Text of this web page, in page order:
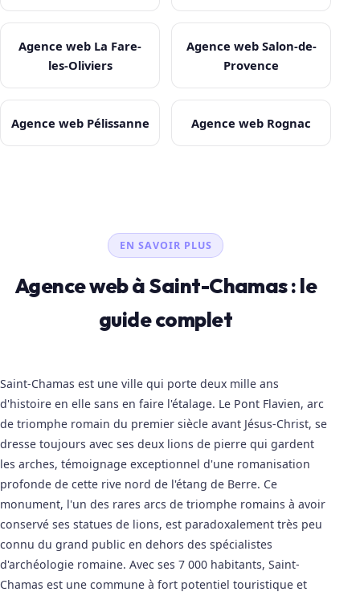
Agence web La Fare-
les-Oliviers
Agence web Salon-de-
Provence
Agence web Pélissanne Agence web Rognac
EN SAVOIR PLUS
Agence web à Saint-Chamas : le
guide complet
Saint-Chamas est une ville qui porte deux mille ans
d'histoire en elle sans en faire l'étalage. Le Pont Flavien, arc
de triomphe romain du premier siècle avant Jésus-Christ, se
dresse toujours avec ses deux lions de pierre qui gardent
les arches, témoignage exceptionnel d'une romanisation
profonde de cette rive nord de l'étang de Berre. Ce
monument, l'un des rares arcs de triomphe romains à avoir
conservé ses statues de lions, est paradoxalement très peu
connu du grand public en dehors des spécialistes
d'archéologie romaine. Avec ses 7 000 habitants, Saint-
Chamas est une commune à fort potentiel touristique et